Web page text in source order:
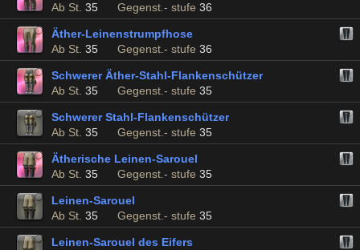
Ab St. 35 Gegenst.- stufe 36
Äther-Leinenstrumpfhose
Ab St. 35 Gegenst.- stufe 36
Schwerer Äther-Stahl-Flankenschützer
Ab St. 35 Gegenst.- stufe 35
Schwerer Stahl-Flankenschützer
Ab St. 35 Gegenst.- stufe 35
Ätherische Leinen-Sarouel
Ab St. 35 Gegenst.- stufe 35
Leinen-Sarouel
Ab St. 35 Gegenst.- stufe 35
Leinen-Sarouel des Eifers